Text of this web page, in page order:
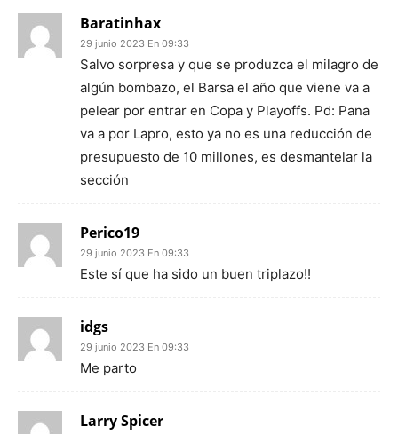
Baratinhax
29 junio 2023 En 09:33
Salvo sorpresa y que se produzca el milagro de
algún bombazo, el Barsa el año que viene va a
pelear por entrar en Copa y Playoffs. Pd: Pana
va a por Lapro, esto ya no es una reducción de
presupuesto de 10 millones, es desmantelar la
sección
Perico19
29 junio 2023 En 09:33
Este sí que ha sido un buen triplazo!!
idgs
29 junio 2023 En 09:33
Me parto
Larry Spicer